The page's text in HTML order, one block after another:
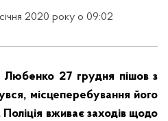
2020 року о 09:02
27 грудня пішов з
місцеперебування його
вживає заходів щодо